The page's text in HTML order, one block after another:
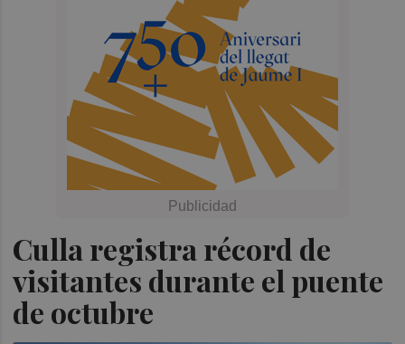
Culla registra récord de
visitantes durante el puente
de octubre